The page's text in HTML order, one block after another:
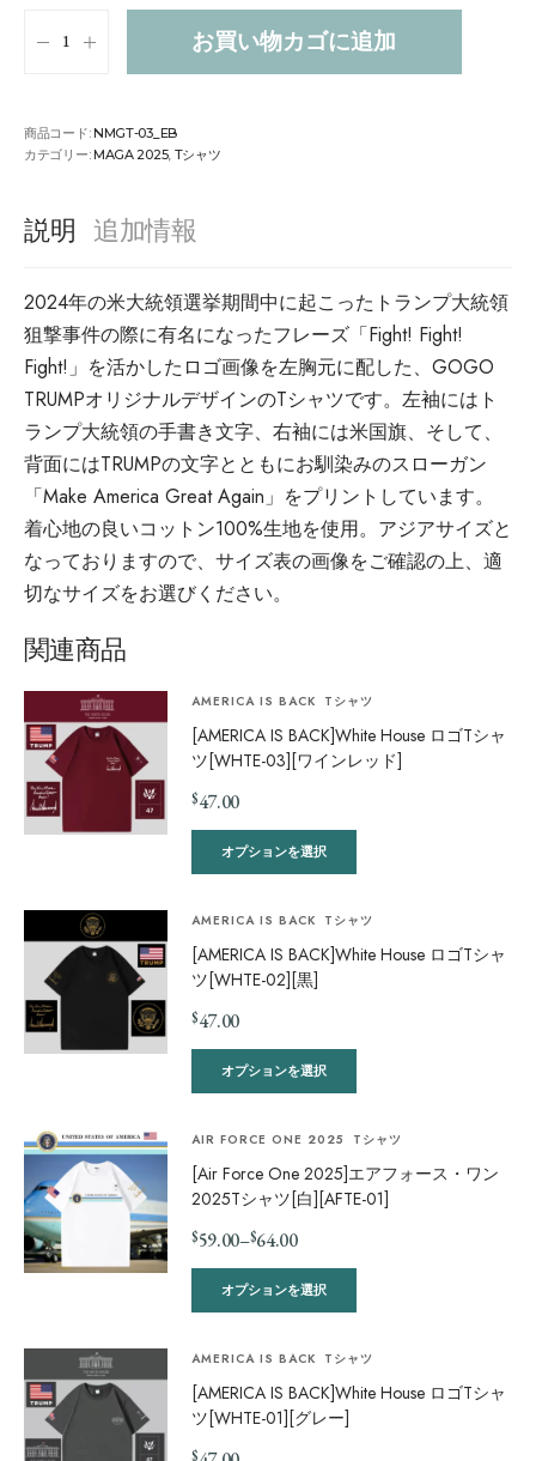
お買い物カゴに追加
商品コード:NMGT-03_EB
カテゴリー:MAGA 2025, Tシャツ
説明 追加情報
2024年の米大統領選挙期間中に起こったトランプ大統領
狙撃事件の際に有名になったフレーズ「Fight! Fight!
Fight!」を活かしたロゴ画像を左胸元に配した、GOGO
TRUMPオリジナルデザインのTシャツです。左袖にはト
ランプ大統領の手書き文字、右袖には米国旗、そして、
背面にはTRUMPの文字とともにお馴染みのスローガン
「Make America Great Again」をプリントしています。
着心地の良いコットン100%生地を使用。アジアサイズと
なっておりますので、サイズ表の画像をご確認の上、適
切なサイズをお選びください。
関連商品
AMERICA IS BACK Tシャツ
[AMERICA IS BACK]White House ロゴTシャ
ツ[WHTE-03][ワインレッド]
$47.00
オプションを選択
AMERICA IS BACK Tシャツ
[AMERICA IS BACK]White House ロゴTシャ
ツ[WHTE-02][黒]
$47.00
オプションを選択
AIR FORCE ONE 2025 Tシャツ
[Air Force One 2025]エアフォース・ワン
2025Tシャツ[白][AFTE-01]
$59.00–$64.00
オプションを選択
AMERICA IS BACK Tシャツ
[AMERICA IS BACK]White House ロゴTシャ
ツ[WHTE-01][グレー]
$